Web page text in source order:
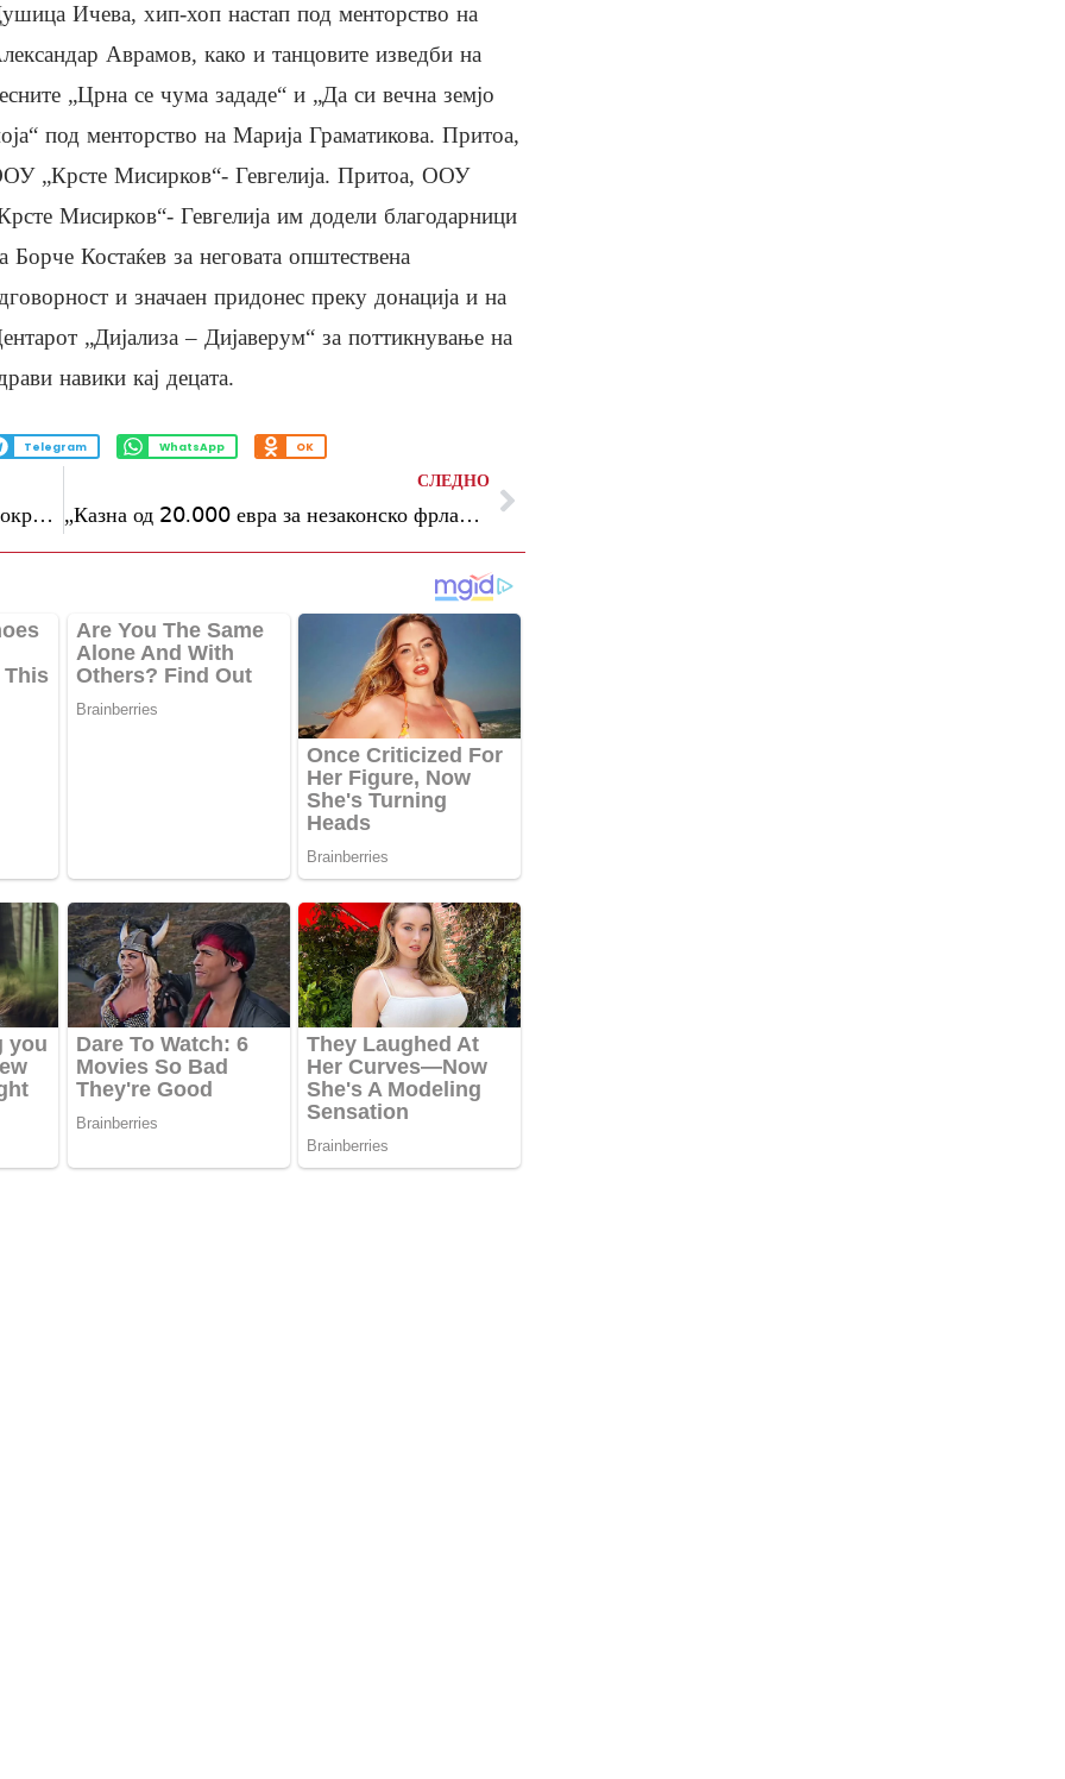
Ичева, хип-хоп настап под менторство на
Аврамов, како и танцовите изведби на
„Црна се чума зададе“ и „Да си вечна земјо
под менторство на Марија Граматикова. Притоа,
„Крсте Мисирков“- Гевгелија. Притоа, ООУ
Мисирков“- Гевгелија им додели благодарници
Борче Костаќев за неговата општествена
и значаен придонес преку донација и на
„Дијализа – Дијаверум“ за поттикнување на
навики кај децата.
Telegram WhatsApp OK
Финансиска поддршка за санација на покриви и лифтови, пријавете се на јавниот повик на општина Центар, вели Герасимовски
СЛЕДНО
„Казна од 𝟤𝟢.𝟢𝟢𝟢 евра за незаконско фрлање отпад – нема толеранција!“, порачуваат од општина Аеродром